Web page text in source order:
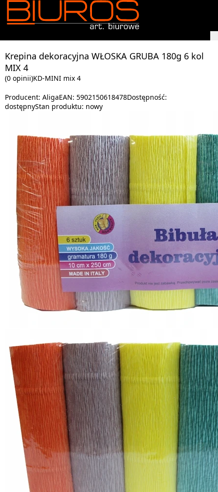
Krepina dekoracyjna WŁOSKA GRUBA 180g 6 kol
MIX 4
(0 opinii)KD-MINI mix 4
Producent: AligaEAN: 5902150618478Dostępność:
dostępnyStan produktu: nowy